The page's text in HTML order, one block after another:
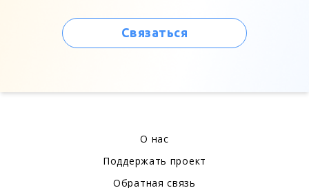
Связаться
О нас
Поддержать проект
Обратная связь